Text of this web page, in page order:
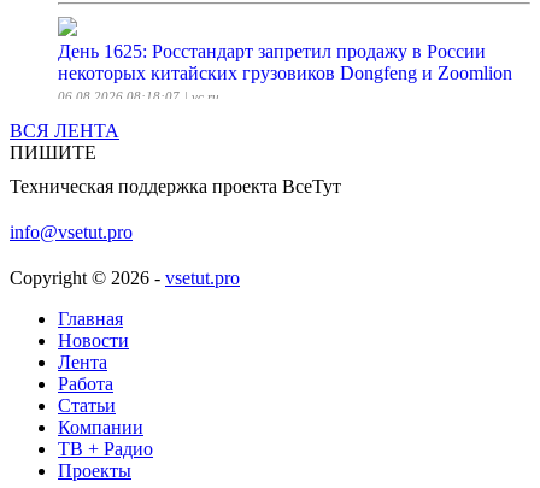
День 1625: Росстандарт запретил продажу в России
некоторых китайских грузовиков Dongfeng и Zoomlion
06.08.2026 08:18:07 | vc.ru
MiniMax H3: нейронка, которая сама себе режиссёр,
звукарь и монтажёр
Умный агрегатор на базе таблиц: собираем дайджест
новостей с помощью MWS Tables
06.08.2026 08:10:48
Салат "Походный"-вкус из СССР
06.08.2026 08:08:07
Первое фото сына Акиньшиной и Козловского — Лео
ВСЯ ЛЕНТА
ПИШИТЕ
Техническая поддержка проекта ВсеТут
info@vsetut.pro
Copyright © 2026 - vsetut.pro
Главная
Новости
Лента
Работа
Статьи
Компании
ТВ + Радио
Проекты